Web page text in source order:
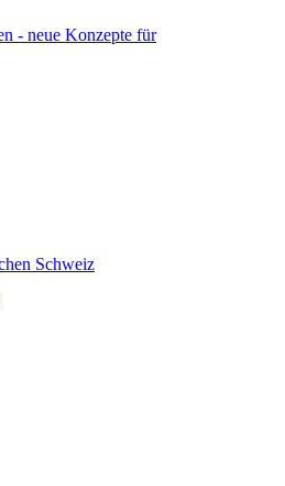
- neue Konzepte für
Schweiz